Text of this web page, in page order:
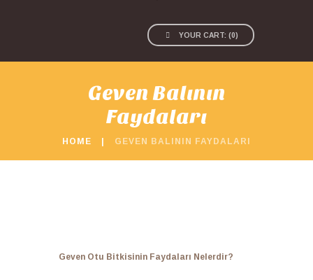
YOUR CART: (0)
Geven Balının
Faydaları
HOME GEVEN BALININ FAYDALARI
Geven Otu Bitkisinin Faydaları Nelerdir?